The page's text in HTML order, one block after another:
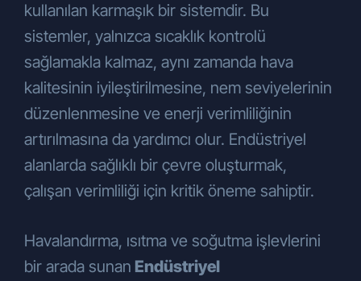
kullanılan karmaşık bir sistemdir. Bu
sistemler, yalnızca sıcaklık kontrolü
sağlamakla kalmaz, aynı zamanda hava
kalitesinin iyileştirilmesine, nem seviyelerinin
düzenlenmesine ve enerji verimliliğinin
artırılmasına da yardımcı olur. Endüstriyel
alanlarda sağlıklı bir çevre oluşturmak,
çalışan verimliliği için kritik öneme sahiptir.
Havalandırma, ısıtma ve soğutma işlevlerini
bir arada sunan Endüstriyel
özel kişilere, KVKK’nın 8. ve 9.
maddelerinde belirtilen kişisel veri
çerçevesinde aktarılabilecektir.
Bunun yanı sıra:
Hizmet kalitesini artırmak, müşteri
talebi üzerine ürünün garanti süresini
uzatmak ve yapılan etkinlik ve
organizasyonların raporlanması ve
çıktılarının üretilebilmesi amacıyla
Pazarlama ve tanıtım faaliyetlerini
iyileştirebilmek ve halkla ilişkiler
amacıylasosyal medya